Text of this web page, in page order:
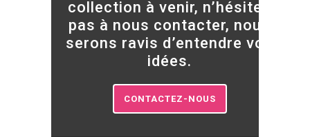
collection à venir, n’hésitez
pas à nous contacter, nous
serons ravis d’entendre vos
idées.
CONTACTEZ-NOUS